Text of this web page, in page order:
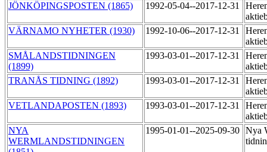
JÖNKÖPINGSPOSTEN (1865)
1992-05-04--2017-12-31
VÄRNAMO NYHETER (1930)
1992-10-06--2017-12-31
SMÅLANDSTIDNINGEN
(1899)
1993-03-01--2017-12-31
TRANÅS TIDNING (1892)
1993-03-01--2017-12-31
VETLANDAPOSTEN (1893)
1993-03-01--2017-12-31
NYA
WERMLANDSTIDNINGEN
1995-01-01--2025-09-30 Nya